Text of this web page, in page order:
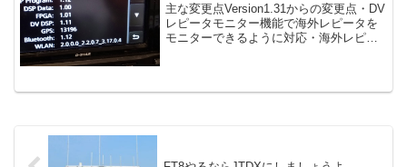
主な変更点Version1.31からの変更点・DV
レピータモニター機能で海外レピータを
モニターできるように対応・海外レピー
は、こちら...